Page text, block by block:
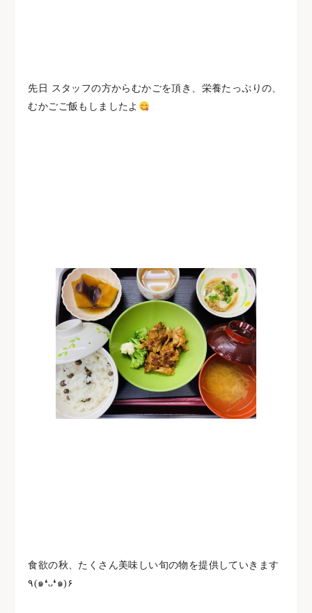
先日 スタッフの方からむかごを頂き、栄養たっぷりの、
むかごご飯もしましたよ
食欲の秋、たくさん美味しい旬の物を提供していきます
٩(๑❛ᴗ❛๑)۶